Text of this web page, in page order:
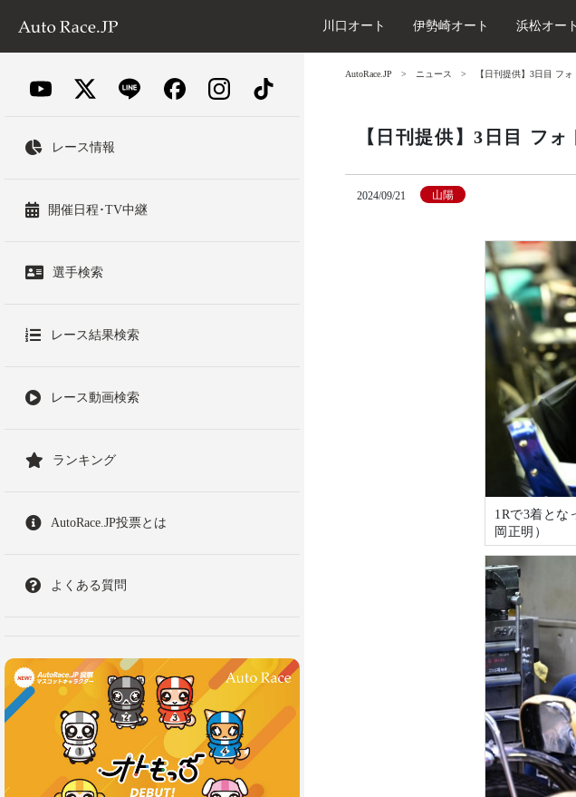
川口オート 伊勢崎オート 浜松オート
レース情報
開催日程･TV中継
選手検索
レース結果検索
レース動画検索
ランキング
AutoRace.JP投票とは
よくある質問
AutoRace.JP ニュース 【日刊提供】3日目 フ
【日刊提供】3日目 フ
2024/09/21 山陽
1Rで3着とな
岡正明）